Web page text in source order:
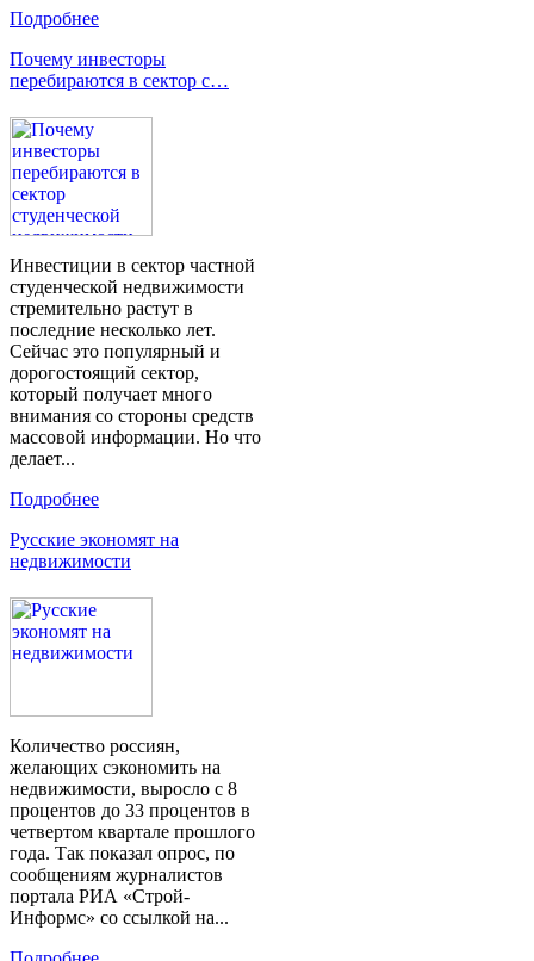
Подробнее
Почему инвесторы
перебираются в сектор с…
Инвестиции в сектор частной
студенческой недвижимости
стремительно растут в
последние несколько лет.
Сейчас это популярный и
дорогостоящий сектор,
который получает много
внимания со стороны средств
массовой информации. Но что
делает...
Подробнее
Русские экономят на
недвижимости
Количество россиян,
желающих сэкономить на
недвижимости, выросло с 8
процентов до 33 процентов в
четвертом квартале прошлого
года. Так показал опрос, по
сообщениям журналистов
портала РИА «Строй-
Информс» со ссылкой на...